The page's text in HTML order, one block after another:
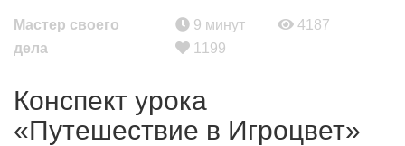
Мастер своего
дела
9 минут
4187
1199
Конспект урока
«Путешествие в Игроцвет»